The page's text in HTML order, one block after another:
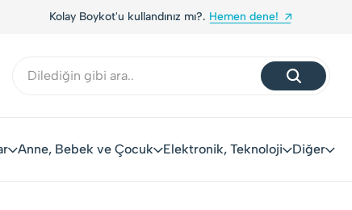
Kolay Boykot'u kullandınız mı?. Hemen dene!
Anne, Bebek ve Çocuk Elektronik, Teknoloji Diğer